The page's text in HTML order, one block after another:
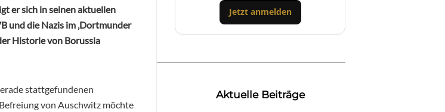
er sich in seinen aktuellen
und die Nazis im ‚Dortmunder
Historie von Borussia
stattgefundenen
von Auschwitz möchte
Jetzt anmelden
Aktuelle Beiträge